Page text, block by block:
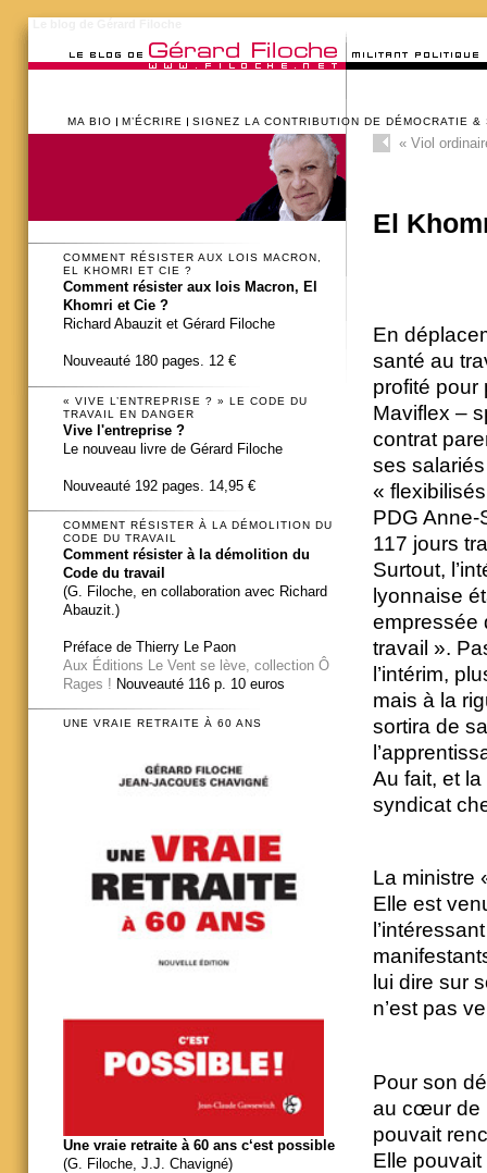
MA BIO M’ÉCRIRE SIGNEZ LA CONTRIBUTION DE DÉMOCRATIE &
«Viol
El
En
santé au
profité pour
Maviflex –
contrat
ses
«
PDG Anne-
117 jours
Surtout,
lyonnaise
empressée
travail ».
l’intérim,
mais à la
sortira de
Au fait, et
syndicat
La ministre
Elle est
lui dire sur
n’est pas
Pour son
au cœur de
pouvait
Elle
COMMENT RÉSISTER AUX LOIS MACRON,
EL KHOMRI ET CIE ?
Comment résister aux lois Macron, El
Khomri et Cie ?
Richard Abauzit et Gérard Filoche
Nouveauté 180 pages. 12 €
« VIVE L’ENTREPRISE ? » LE CODE DU
TRAVAIL EN DANGER
Vive l'entreprise ?
Le nouveau livre de Gérard Filoche
Nouveauté 192 pages. 14,95 €
COMMENT RÉSISTER À LA DÉMOLITION DU
CODE DU TRAVAIL
Comment résister à la démolition du
Code du travail
(G. Filoche, en collaboration avec Richard
Abauzit.)
Préface de Thierry Le Paon
Aux Éditions Le Vent se lève, collection Ô
Rages ! Nouveauté 116 p. 10 euros
UNE VRAIE RETRAITE À 60 ANS
Une vraie retraite à 60 ans c‘est possible
(G. Filoche, J.J. Chavigné)